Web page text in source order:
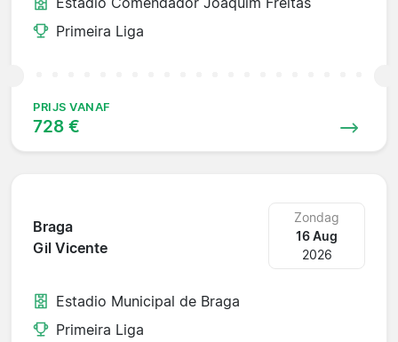
Primeira Liga
PRIJS VANAF
728 €
Braga
Gil Vicente
Zondag
16 Aug
2026
Estadio Municipal de Braga
Primeira Liga